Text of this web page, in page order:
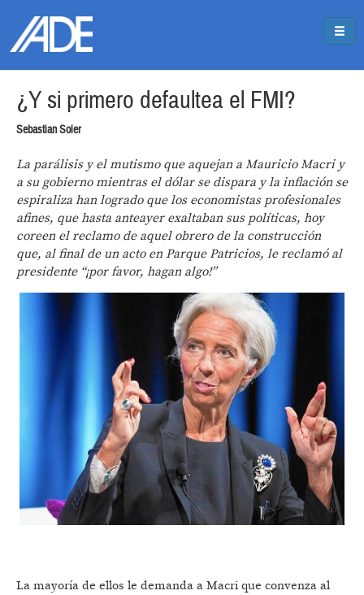
¿Y si primero defaultea el FMI?
Sebastian Soler
La parálisis y el mutismo que aquejan a Mauricio Macri y
a su gobierno mientras el dólar se dispara y la inflación se
espiraliza han logrado que los economistas profesionales
afines, que hasta anteayer exaltaban sus políticas, hoy
coreen el reclamo de aquel obrero de la construcción
que, al final de un acto en Parque Patricios, le reclamó al
presidente “¡por favor, hagan algo!”
La mayoría de ellos le demanda a Macri que convenza al